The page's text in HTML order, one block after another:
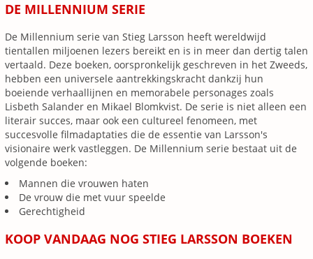
DE MILLENNIUM SERIE
De Millennium serie van Stieg Larsson heeft wereldwijd
tientallen miljoenen lezers bereikt en is in meer dan dertig talen
vertaald. Deze boeken, oorspronkelijk geschreven in het Zweeds,
hebben een universele aantrekkingskracht dankzij hun
boeiende verhaallijnen en memorabele personages zoals
Lisbeth Salander en Mikael Blomkvist. De serie is niet alleen een
literair succes, maar ook een cultureel fenomeen, met
succesvolle filmadaptaties die de essentie van Larsson's
visionaire werk vastleggen. De Millennium serie bestaat uit de
volgende boeken:
Mannen die vrouwen haten
De vrouw die met vuur speelde
Gerechtigheid
KOOP VANDAAG NOG STIEG LARSSON BOEKEN